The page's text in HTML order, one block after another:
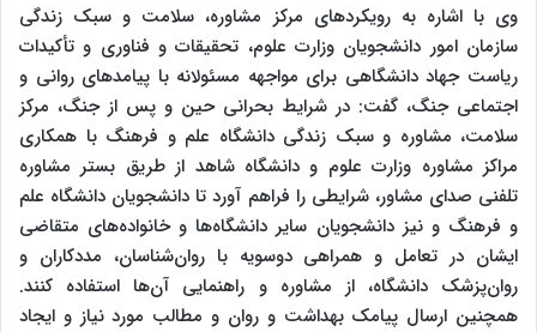
وی با اشاره به رویکردهای مرکز مشاوره، سلامت و سبک زندگی
سازمان امور دانشجویان وزارت علوم، تحقیقات و فناوری و تأکیدات
ریاست جهاد دانشگاهی برای مواجهه مسئولانه با پیامدهای روانی و
اجتماعی جنگ، گفت: در شرایط بحرانی حین و پس از جنگ، مرکز
سلامت، مشاوره و سبک زندگی دانشگاه علم و فرهنگ با همکاری
مراکز مشاوره وزارت علوم و دانشگاه شاهد از طریق بستر مشاوره
تلفنی صدای مشاور، شرایطی را فراهم آورد تا دانشجویان دانشگاه علم
و فرهنگ و نیز دانشجویان سایر دانشگاه‌ها و خانواده‌های متقاضی
ایشان در تعامل و همراهی دوسویه با روان‌شناسان، مددکاران و
روان‌پزشک دانشگاه، از مشاوره و راهنمایی آن‌ها استفاده کنند.
همچنین ارسال پیامک بهداشت و روان و مطالب مورد نیاز و ایجاد